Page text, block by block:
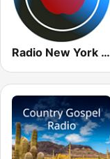
Radio New York Live